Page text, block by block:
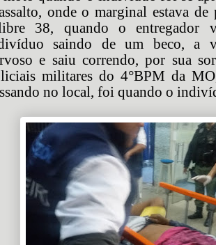
onde o marginal estava de
38, quando o entregador
saindo de um beco, a
e saiu correndo, por sua
militares do 4°BPM da
no local, foi quando o